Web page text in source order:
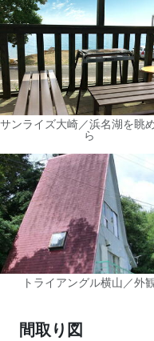
サンライズ大崎／浜名湖を眺
ら
トライアングル横山／外
間取り図